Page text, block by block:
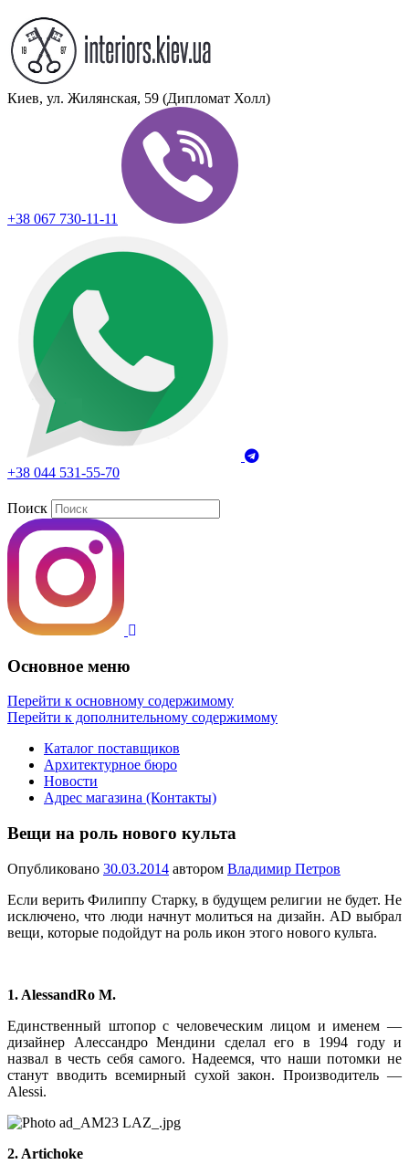
Киев, ул. Жилянская, 59 (Дипломат Холл)
+38 067 730-11-11
+38 044 531-55-70
Поиск
Основное меню
Перейти к основному содержимому
Перейти к дополнительному содержимому
Каталог поставщиков
Архитектурное бюро
Новости
Адрес магазина (Контакты)
Вещи на роль нового культа
Опубликовано 30.03.2014 автором Владимир Петров
Если верить Филиппу Старку, в будущем религии не будет. Не
исключено, что люди начнут молиться на дизайн. AD выбрал
вещи, которые подойдут на роль икон этого нового культа.
1. AlessandRo M.
Единственный штопор с человеческим лицом и именем —
дизайнер Алессандро Мендини сделал его в 1994 году и
назвал в честь себя самого. Надеемся, что наши потомки не
станут вводить всемирный сухой закон. Производитель —
Alessi.
2. Artichoke